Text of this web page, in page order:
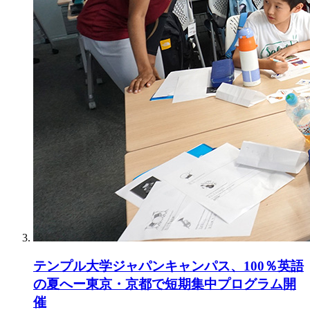
テンプル大学ジャパンキャンパス、100％英語
の夏へー東京・京都で短期集中プログラム開
催